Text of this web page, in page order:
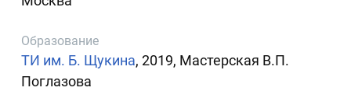
Образование
ТИ им. Б. Щукина, 2019, Мастерская В.П.
Поглазова